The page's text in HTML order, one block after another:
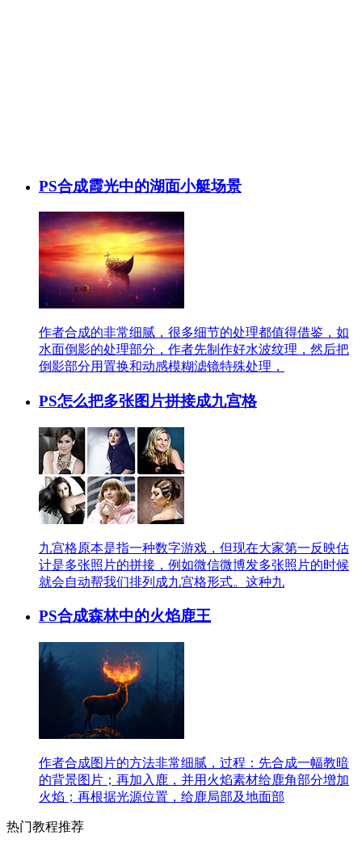
PS合成霞光中的湖面小艇场景
作者合成的非常细腻，很多细节的处理都值得借鉴，如
水面倒影的处理部分，作者先制作好水波纹理，然后把
倒影部分用置换和动感模糊滤镜特殊处理，
PS怎么把多张图片拼接成九宫格
九宫格原本是指一种数字游戏，但现在大家第一反映估
计是多张照片的拼接，例如微信微博发多张照片的时候
就会自动帮我们排列成九宫格形式。这种九
PS合成森林中的火焰鹿王
作者合成图片的方法非常细腻，过程：先合成一幅教暗
的背景图片；再加入鹿，并用火焰素材给鹿角部分增加
火焰；再根据光源位置，给鹿局部及地面部
热门教程推荐